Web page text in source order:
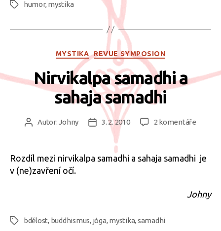
Štítkyhumor, mystika
Rubriky
MYSTIKA REVUE SYMPOSION
Nirvikalpa samadhi a
sahaja samadhi
AutorAutor:Johny
Datum
příspěvku
3. 2. 2010 2 komentářeu
sahaja
Rozdíl mezi nirvikalpa samadhi a sahaja samadhi je
v (ne)zavření očí.
Johny
Štítkybdělost, buddhismus, jóga, mystika, samadhi